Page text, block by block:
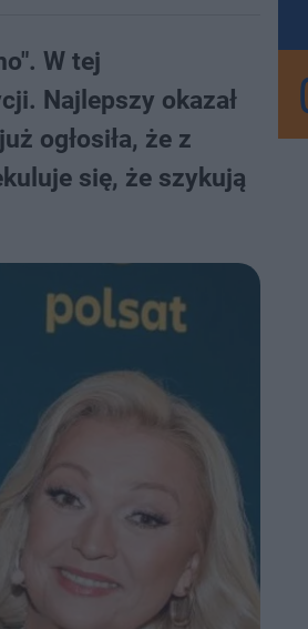
W tej
Najlepszy okazał
ogłosiła, że z
się, że szykują